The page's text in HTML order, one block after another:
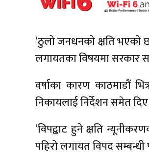
‘ठुलो जनधनको क्षति भएको
लगायतका विषयमा सरकार
वर्षाका कारणकाठमाडौं
निकायलाई निर्देशन समेत
‘विपद्बाट हुने क्षति
पहिरो लगायतविपदसम्बन्धी